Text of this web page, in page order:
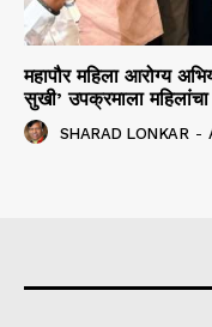
महापौर महिला आरोग्य
सुखी’ उपक्रमाला
SHARAD LONKAR -